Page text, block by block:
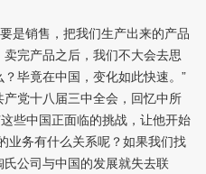
是销售，把我们生产出来的产品
完产品之后，我们不大会去思
毕竟在中国，变化如此快速。”
党十八届三中全会，回忆中所
些中国正面临的挑战，让他开始
业务有什么关系呢？如果我们找
公司与中国的发展就失去联